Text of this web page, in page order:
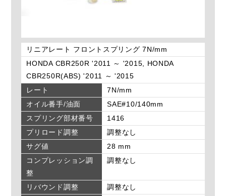
リニアレート フロントスプリング 7N/mm
HONDA CBR250R '2011 ～ '2015, HONDA
CBR250R(ABS) '2011 ～ '2015
レート
7N/mm
オイル番手/油面
SAE#10/140mm
スプリング部材番号
1416
プリロード調整
調整なし
サグ値
28 mm
コンプレッション調
整
調整なし
リバウンド調整
調整なし